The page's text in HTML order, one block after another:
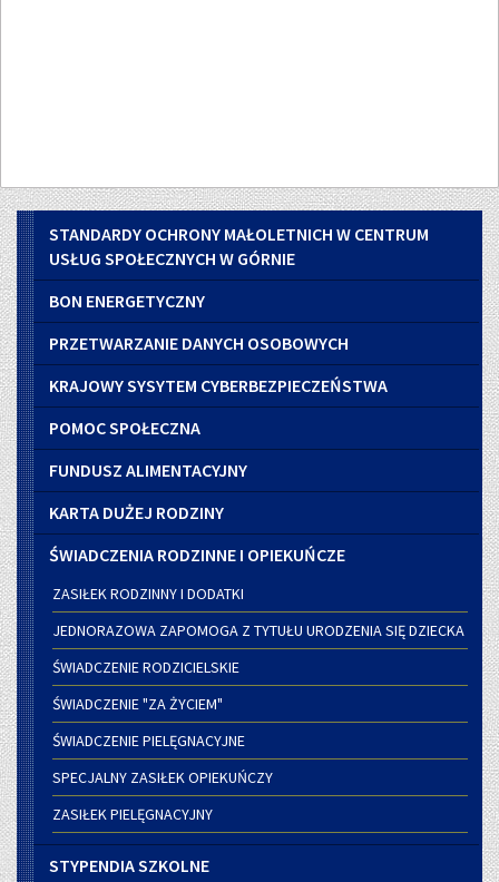
Menu
boczne
STANDARDY OCHRONY MAŁOLETNICH W CENTRUM
USŁUG SPOŁECZNYCH W GÓRNIE
BON ENERGETYCZNY
PRZETWARZANIE DANYCH OSOBOWYCH
KRAJOWY SYSYTEM CYBERBEZPIECZEŃSTWA
POMOC SPOŁECZNA
FUNDUSZ ALIMENTACYJNY
KARTA DUŻEJ RODZINY
ŚWIADCZENIA RODZINNE I OPIEKUŃCZE
ZASIŁEK RODZINNY I DODATKI
JEDNORAZOWA ZAPOMOGA Z TYTUŁU URODZENIA SIĘ DZIECKA
ŚWIADCZENIE RODZICIELSKIE
ŚWIADCZENIE "ZA ŻYCIEM"
ŚWIADCZENIE PIELĘGNACYJNE
SPECJALNY ZASIŁEK OPIEKUŃCZY
ZASIŁEK PIELĘGNACYJNY
STYPENDIA SZKOLNE